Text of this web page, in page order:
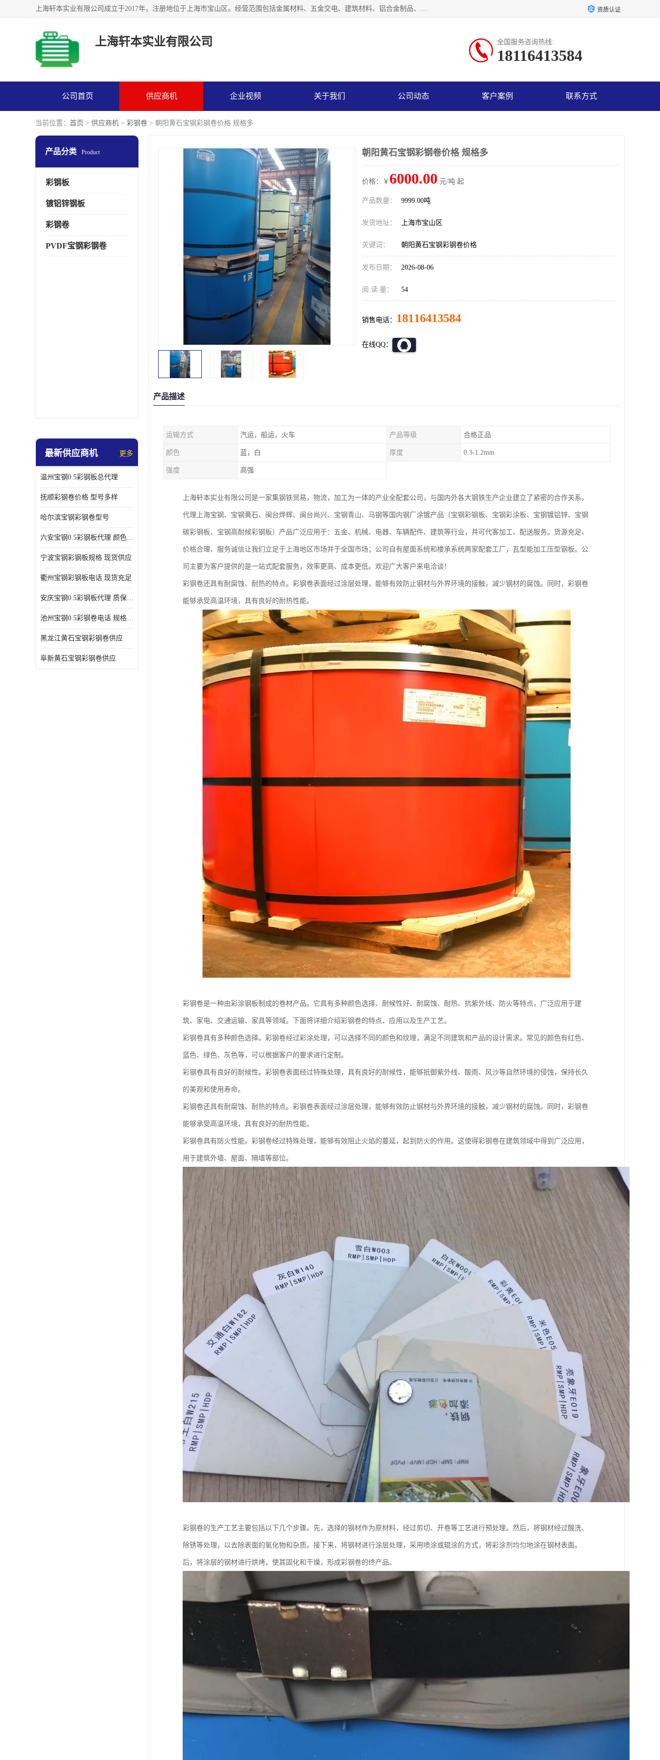
上海轩本实业有限公司成立于2017年，注册地位于上海市宝山区。经营范围包括金属材料、五金交电、建筑材料、铝合金制品、机械设备、电线电缆、装潢材料等；公司主营产品：宝钢彩钢板、宝钢彩钢卷、宝钢彩涂板、宝钢彩涂卷、宝钢高耐候彩钢板，宝钢氟碳彩钢板。是一家集钢铁贸易，物流、加工为一体的产业全配套公司。 资质认证
上海轩本实业有限公司 全国服务咨询热线:
18116413584
公司首页 供应商机 企业视频 关于我们 公司动态 客户案例 联系方式
当前位置： 首页 > 供应商机 > 彩钢卷 > 朝阳黄石宝钢彩钢卷价格 规格多
产品分类 Product
彩钢板
镀铝锌钢板
彩钢卷
PVDF宝钢彩钢卷
最新供应商机 更多
温州宝钢0.5彩钢板总代理
抚顺彩钢卷价格 型号多样
哈尔滨宝钢彩钢卷型号
六安宝钢0.5彩钢板代理 颜色定制
宁波宝钢彩钢板规格 现货供应
衢州宝钢彩钢板电话 现货充足
安庆宝钢0.5彩钢板代理 质保十年起
池州宝钢0.5彩钢卷电话 规格多样
黑龙江黄石宝钢彩钢卷供应
阜新黄石宝钢彩钢卷供应
朝阳黄石宝钢彩钢卷价格 规格多
价格：￥ 6000.00 元/吨 起
产品数量： 9999.00吨
发货地址： 上海市宝山区
关键词： 朝阳黄石宝钢彩钢卷价格
发布日期： 2026-08-06
阅 读 量： 54
销售电话： 18116413584
在线QQ：
产品描述
运输方式 汽运，船运，火车 产品等级 合格正品
颜色 蓝，白 厚度 0.3-1.2mm
强度 高强
上海轩本实业有限公司是一家集钢铁贸易，物流，加工为一体的产业全配套公司，与国内外各大钢铁生产企业建立了紧密的合作关系。
代理上海宝钢、宝钢黄石、闽台烨辉、闽台尚兴、宝钢青山、马钢等国内钢厂涂镀产品（宝钢彩钢板、宝钢彩涂板、宝钢镀铝锌、宝钢
碳彩钢板、宝钢高耐候彩钢板）产品广泛应用于：五金、机械、电器、车辆配件、建筑等行业，并可代客加工、配送服务。货源充足、
价格合理、服务诚信让我们立足于上海地区市场并于全国市场；公司自有屋面系统和楼承系统两家配套工厂，瓦型能加工压型钢板。公
司主要为客户提供的是一站式配套服务，效率更高、成本更低。欢迎广大客户来电洽谈！
彩钢卷还具有耐腐蚀、耐热的特点。彩钢卷表面经过涂层处理，能够有效防止钢材与外界环境的接触，减少钢材的腐蚀。同时，彩钢卷
能够承受高温环境，具有良好的耐热性能。
彩钢卷是一种由彩涂钢板制成的卷材产品。它具有多种颜色选择、耐候性好、耐腐蚀、耐热、抗紫外线、防火等特点，广泛应用于建
筑、家电、交通运输、家具等领域。下面将详细介绍彩钢卷的特点、应用以及生产工艺。
彩钢卷具有多种颜色选择。彩钢卷经过彩涂处理，可以选择不同的颜色和纹理，满足不同建筑和产品的设计需求。常见的颜色有红色、
蓝色、绿色、灰色等，可以根据客户的要求进行定制。
彩钢卷具有良好的耐候性。彩钢卷表面经过特殊处理，具有良好的耐候性，能够抵御紫外线、酸雨、风沙等自然环境的侵蚀，保持长久
的美观和使用寿命。
彩钢卷还具有耐腐蚀、耐热的特点。彩钢卷表面经过涂层处理，能够有效防止钢材与外界环境的接触，减少钢材的腐蚀。同时，彩钢卷
能够承受高温环境，具有良好的耐热性能。
彩钢卷具有防火性能。彩钢卷经过特殊处理，能够有效阻止火焰的蔓延，起到防火的作用。这使得彩钢卷在建筑领域中得到广泛应用，
用于建筑外墙、屋面、隔墙等部位。
彩钢卷的生产工艺主要包括以下几个步骤。先，选择的钢材作为原材料，经过剪切、开卷等工艺进行预处理。然后，将钢材经过酸洗、
除锈等处理，以去除表面的氧化物和杂质。接下来，将钢材进行涂层处理，采用喷涂或辊涂的方式，将彩涂剂均匀地涂在钢材表面。
后，将涂层的钢材进行烘烤，使其固化和干燥，形成彩钢卷的终产品。